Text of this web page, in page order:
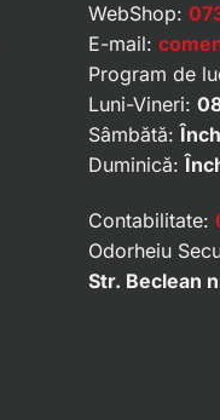
WebShop:
E-mail:
Program de
Luni-Vineri:
Sâmbătă:
Duminică:
Contabilitate:
Odorheiu
Str. Beclean